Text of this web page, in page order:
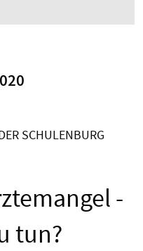
SCHULENBURG
-
tun?